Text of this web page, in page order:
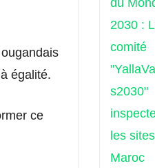
égalité.
ce